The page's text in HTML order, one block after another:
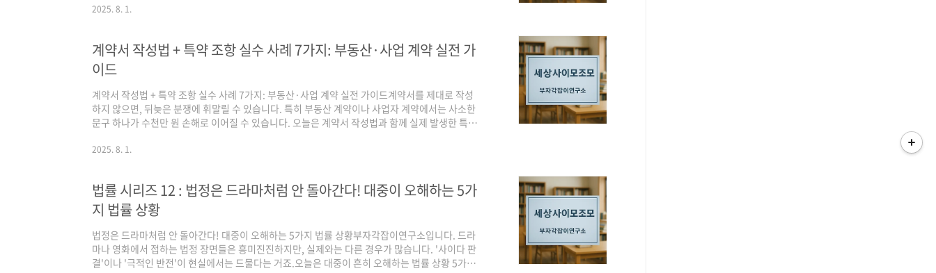
고 최신 법령과 판례 중심으로 쉽게 설명합니다.법무법인 소속 경험과 부동산학 교수로서의 전문
언장 종류별 작성 방법과 주의점4. ..
2025. 8. 1.
계약서 작성법 + 특약 조항 실수 사례 7가지: 부동산·사업 계약 실전 가
이드
계약서 작성법 + 특약 조항 실수 사례 7가지: 부동산·사업 계약 실전 가이드계약서를 제대로 작성
하지 않으면, 뒤늦은 분쟁에 휘말릴 수 있습니다. 특히 부동산 계약이나 사업자 계약에서는 사소한
문구 하나가 수천만 원 손해로 이어질 수 있습니다. 오늘은 계약서 작성법과 함께 실제 발생한 특약
니다. 📑 목차1. 계약서 작성의 중요성2. 부동산 계약에서 흔한 특약 실수 3. 사업자 간 계약에서의
로 한 약속은..
2025. 8. 1.
법률 시리즈 12 : 법정은 드라마처럼 안 돌아간다! 대중이 오해하는 5가
지 법률 상황
법정은 드라마처럼 안 돌아간다! 대중이 오해하는 5가지 법률 상황부자각잡이연구소입니다. 드라
마나 영화에서 접하는 법정 장면들은 흥미진진하지만, 실제와는 다른 경우가 많습니다. '사이다 판
결'이나 '극적인 반전'이 현실에서는 드물다는 거죠.오늘은 대중이 흔히 오해하는 법률 상황 5가지